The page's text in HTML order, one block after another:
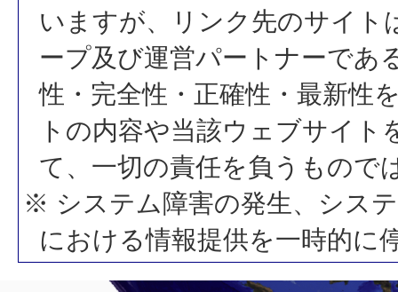
いますが、リンク先のサイト
ープ及び運営パートナーであ
性・完全性・正確性・最新性
トの内容や当該ウェブサイ
て、一切の責任を負うもので
※ システム障害の発生、シス
における情報提供を一時的に